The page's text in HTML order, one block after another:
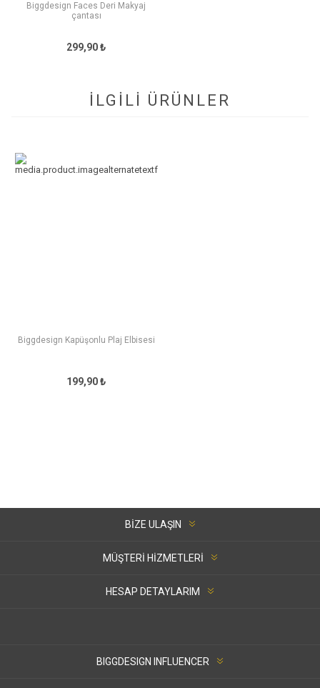
Biggdesign Faces Deri Makyaj
çantası
299,90 ₺
İLGİLİ ÜRÜNLER
Biggdesign Kapüşonlu Plaj Elbisesi
199,90 ₺
BIZE ULAŞIN
MÜŞTERI HIZMETLERI
HESAP DETAYLARIM
BIGGDESIGN INFLUENCER